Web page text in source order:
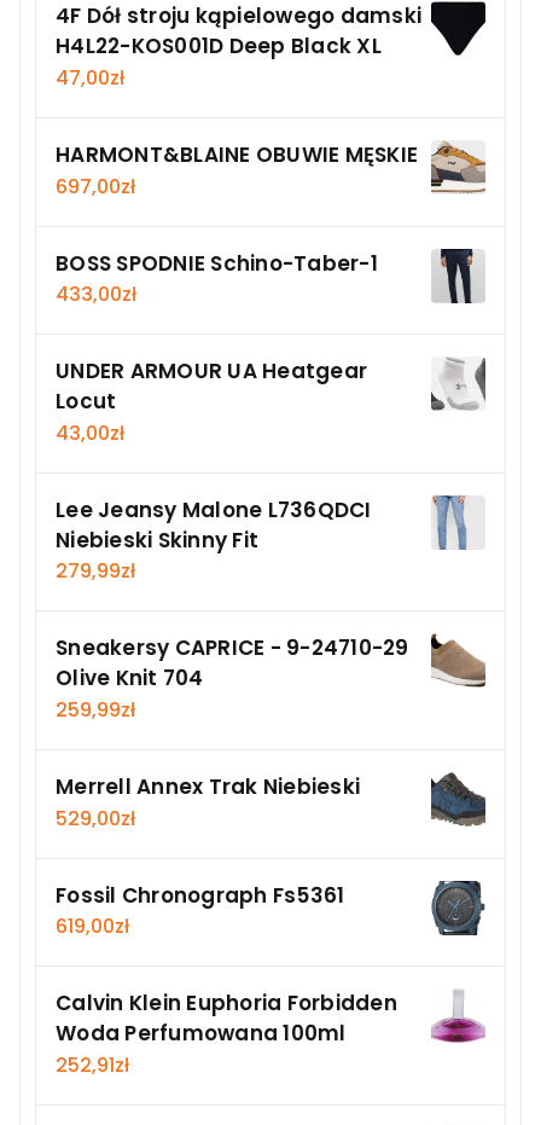
4F Dół stroju kąpielowego damski
H4L22-KOS001D Deep Black XL
47,00zł
HARMONT&BLAINE OBUWIE MĘSKIE
697,00zł
BOSS SPODNIE Schino-Taber-1
433,00zł
UNDER ARMOUR UA Heatgear
Locut
43,00zł
Lee Jeansy Malone L736QDCI
Niebieski Skinny Fit
279,99zł
Sneakersy CAPRICE - 9-24710-29
Olive Knit 704
259,99zł
Merrell Annex Trak Niebieski
529,00zł
Fossil Chronograph Fs5361
619,00zł
Calvin Klein Euphoria Forbidden
Woda Perfumowana 100ml
252,91zł